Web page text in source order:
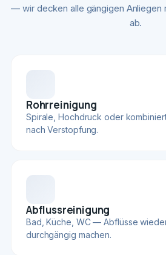
— wir decken alle gängigen Anliegen
ab.
Rohrreinigung
Spirale, Hochdruck oder
nach Verstopfung.
Abflussreinigung
Bad, Küche, WC — Abflüsse
durchgängig machen.